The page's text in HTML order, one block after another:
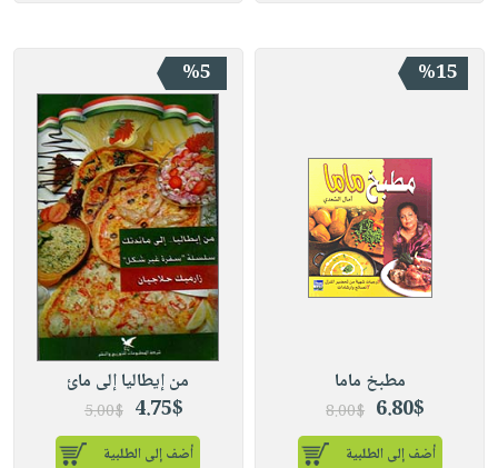
%15
مطبخ ماما
6.80$
8.00$
أضف إلى الطلبية
%5
من إيطاليا إلى مائ
4.75$
5.00$
أضف إلى الطلبية